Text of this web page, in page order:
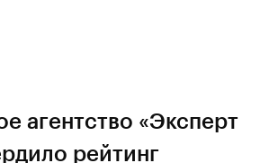
агентство «Эксперт
рейтинг